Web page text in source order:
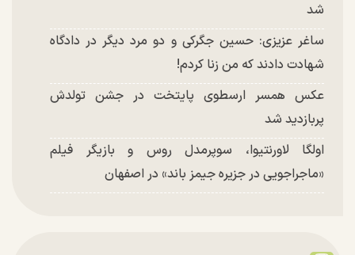
شد
ساغر عزیزی: حسین جگرکی و دو مرد دیگر در دادگاه
شهادت دادند که من زنا کردم!
عکس همسر ارسطوی پایتخت در جشن تولدش
پربازدید شد
اولگا لاورنتیوا، سوپرمدل روس و بازیگر فیلم
«ماجراجویی در جزیره جیمز باند» در اصفهان